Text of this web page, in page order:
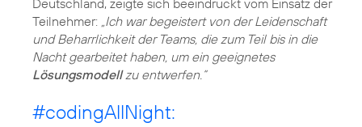
Deutschland, zeigte sich beeindruckt vom Einsatz der
Teilnehmer: „Ich war begeistert von der Leidenschaft
und Beharrlichkeit der Teams, die zum Teil bis in die
Nacht gearbeitet haben, um ein geeignetes
Lösungsmodellzu entwerfen.“
#codingAllNight: